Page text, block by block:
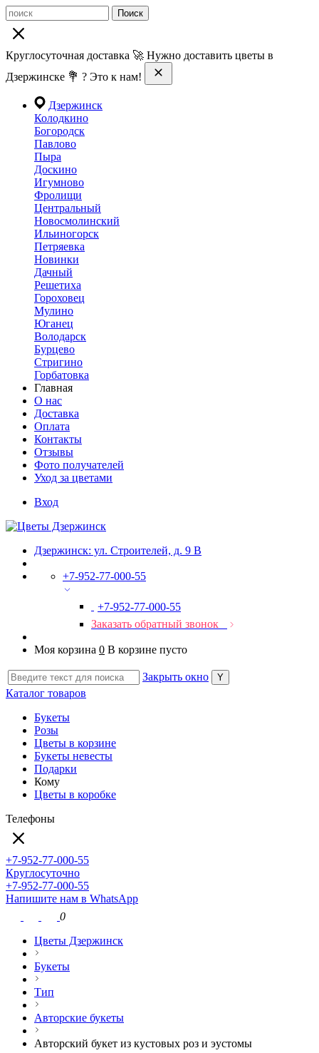
Поиск
Круглосуточная доставка 🚀 Нужно доставить цветы в
Дзержинске 💐 ? Это к нам!
Дзержинск
Колодкино
Богородск
Павлово
Пыра
Доскино
Игумново
Фролищи
Центральный
Новосмолинский
Ильиногорск
Петряевка
Новинки
Дачный
Решетиха
Гороховец
Мулино
Юганец
Володарск
Бурцево
Стригино
Горбатовка
Главная
О нас
Доставка
Оплата
Контакты
Отзывы
Фото получателей
Уход за цветами
Вход
Дзержинск: ул. Строителей, д. 9 В
+7-952-77-000-55
+7-952-77-000-55
Заказать обратный звонок
Моя корзина 0 В корзине пусто
Закрыть окно
Каталог товаров
Букеты
Розы
Цветы в корзине
Букеты невесты
Подарки
Кому
Цветы в коробке
Телефоны
+7-952-77-000-55
Круглосуточно
+7-952-77-000-55
Напишите нам в WhatsApp
0
Цветы Дзержинск
Букеты
Тип
Авторские букеты
Авторский букет из кустовых роз и эустомы